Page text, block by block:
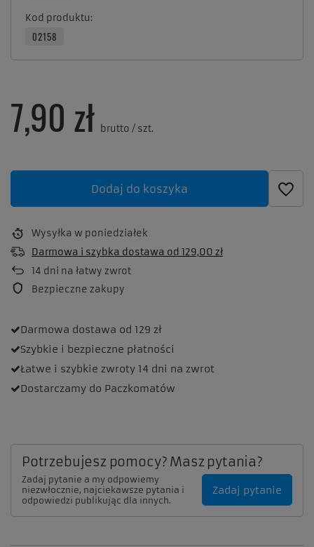
Kod produktu
02158
7,90 zł brutto / szt.
Dodaj do koszyka
Wysyłka w poniedziałek
Darmowa i szybka dostawa od 129,00 zł
14 dni na łatwy zwrot
Bezpieczne zakupy
Darmowa dostawa od 129 zł
Szybkie i bezpieczne płatności
Łatwe i szybkie zwroty 14 dni na zwrot
Dostarczamy do Paczkomatów
Potrzebujesz pomocy? Masz pytania?
Zadaj pytanie a my odpowiemy
niezwłocznie, najciekawsze pytania i
odpowiedzi publikując dla innych.
Zadaj pytanie